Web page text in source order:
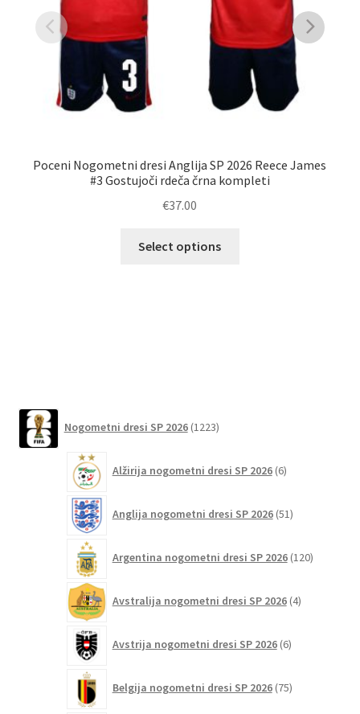
Poceni Nogometni dresi Anglija SP 2026 Reece James
#3 Gostujoči rdeča črna kompleti
€37.00
Select options
Nogometni dresi SP 2026 1223izdelkov
Alžirija nogometni dresi SP 2026 6izdelkov
Anglija nogometni dresi SP 2026 51izdelkov
Argentina nogometni dresi SP 2026 120izdelkov
Avstralija nogometni dresi SP 2026 4izdelki
Avstrija nogometni dresi SP 2026 6izdelkov
Belgija nogometni dresi SP 2026 75izdelkov